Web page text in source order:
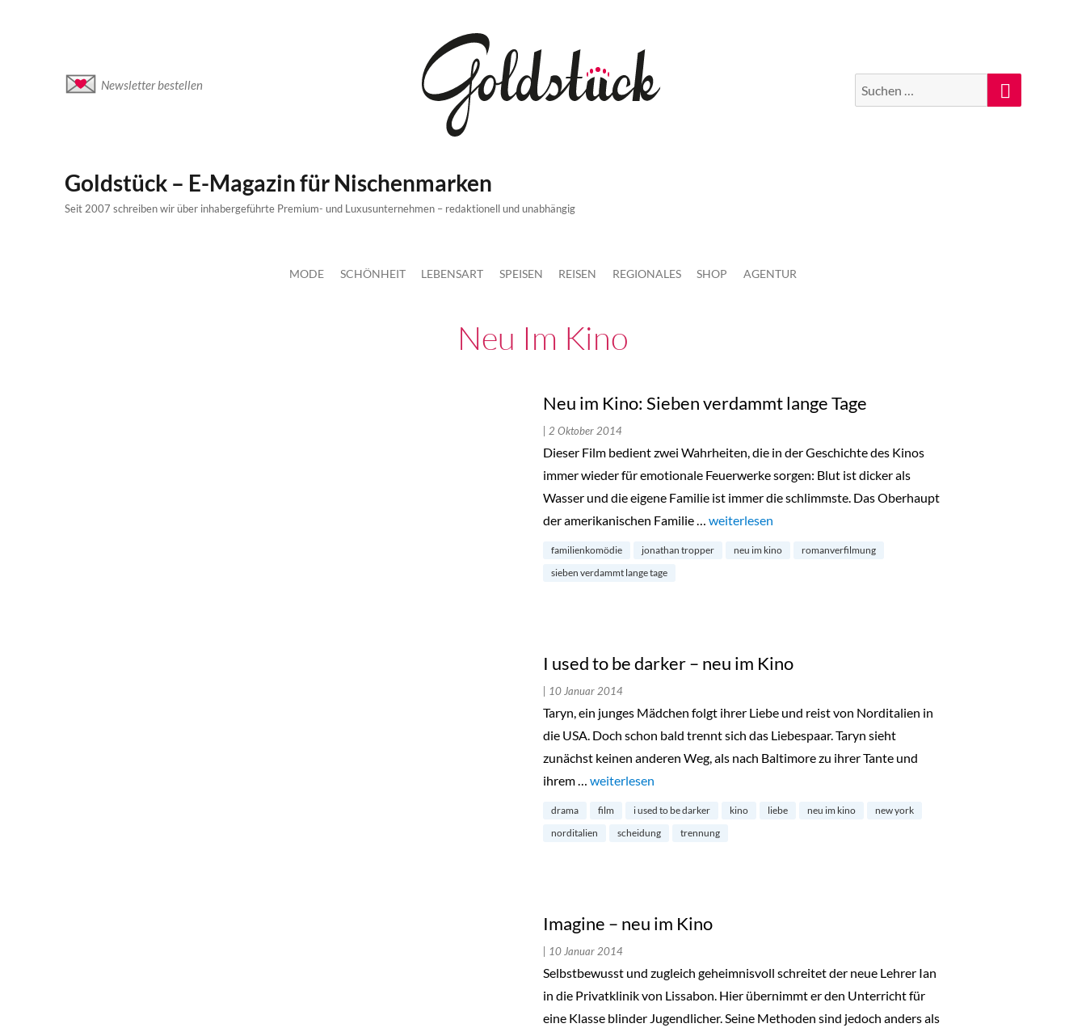
Newsletter bestellen
Suche
nach:
Suchen
Goldstück – E-Magazin für Nischenmarken
Seit 2007 schreiben wir über inhabergeführte Premium- und Luxusunternehmen – redaktionell und unabhängig
MODE SCHÖNHEIT LEBENSART SPEISEN REISEN REGIONALES SHOP AGENTUR
Neu Im Kino
Neu im Kino: Sieben verdammt lange Tage
| 2 Oktober 2014
Dieser Film bedient zwei Wahrheiten, die in der Geschichte des Kinos
immer wieder für emotionale Feuerwerke sorgen: Blut ist dicker als
Wasser und die eigene Familie ist immer die schlimmste. Das Oberhaupt
der amerikanischen Familie … „Neu im Kino: Sieben verdammt lange Tage“
weiterlesen
familienkomödie jonathan tropper neu im kino
romanverfilmung
sieben verdammt lange tage
I used to be darker – neu im Kino
| 10 Januar 2014
Taryn, ein junges Mädchen folgt ihrer Liebe und reist von Norditalien in
die USA. Doch schon bald trennt sich das Liebespaar. Taryn sieht
zunächst keinen anderen Weg, als nach Baltimore zu ihrer Tante und
ihrem … „I used to be darker – neu im Kino“
weiterlesen
drama film i used to be darker kino liebe neu im kino
new york
norditalien
scheidung trennung
Imagine – neu im Kino
| 10 Januar 2014
Selbstbewusst und zugleich geheimnisvoll schreitet der neue Lehrer Ian
in die Privatklinik von Lissabon. Hier übernimmt er den Unterricht für
eine Klasse blinder Jugendlicher. Seine Methoden sind jedoch anders als